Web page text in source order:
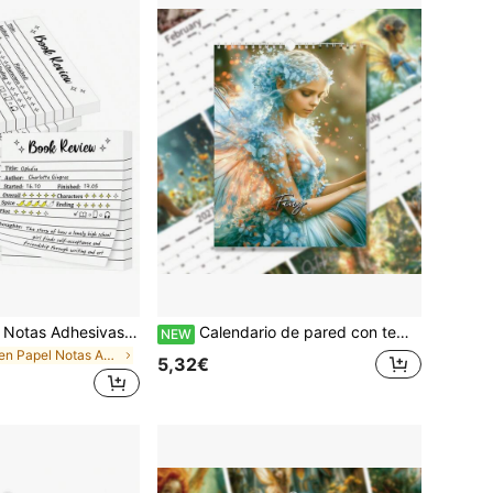
50 Páginas/Libro Notas Adhesivas para Reseñas de Libros, Bloc de Notas Autoadhesivo, Tarjetas de Reseña de Libros, Diario de Lectura Portátil, Marcadores de Lectura Creativos, Regalo para Lectores, Múltiples Tamaños Disponibles, Suministros Escolares, Regreso a la Escuela
en Papel Notas Adhesivas
NEW Calendario de pared con tema de hadas de ensueño 2027, 12 hermosas páginas mensuales con ilustraciones artísticas, calendario de pared de elfos del bosque, decoración de pared para el hogar, calendario anual, regalo de Año Nuevo
5,32€